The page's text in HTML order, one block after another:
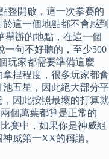
整開啟，這一次拳賽的
這一個地點都不會感到
舉辦的地點，在這一個
句不好聽的，至少500
玩家都需要準備這麼
捏程度，很多玩家都會
五星，因此絕大部分平
因此按照最壞的打算就
個萬葉都算是正常的
賽中，如果你是神威組
威第一XX的稱謂。